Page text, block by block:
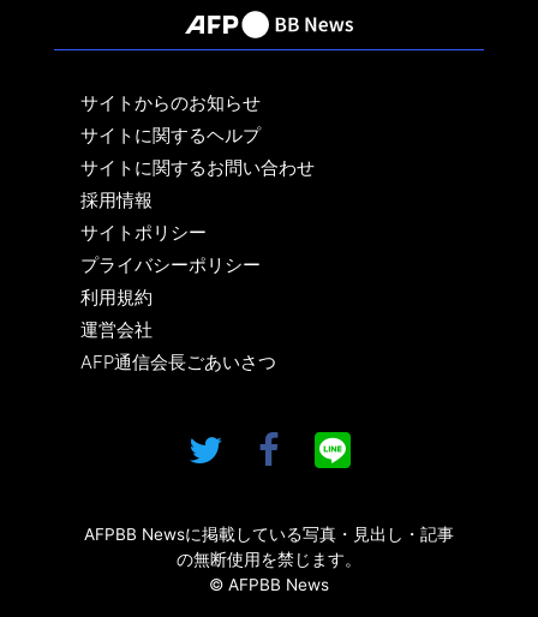
サイトからのお知らせ
サイトに関するヘルプ
サイトに関するお問い合わせ
採用情報
サイトポリシー
プライバシーポリシー
利用規約
運営会社
AFP通信会長ごあいさつ
AFPBB Newsに掲載している写真・見出し・記事
の無断使用を禁じます。
© AFPBB News